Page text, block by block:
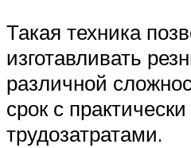
Такая техника
изготавливать
различной
срок с
трудозатратами.